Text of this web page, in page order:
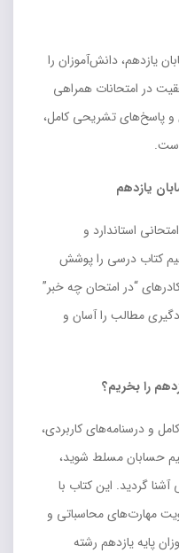
یازدهم، دانش‌آموزان را
در امتحانات همراهی
و پاسخ‌های تشریحی کامل،
یازدهم
بیش از ۱۱۶۰ پرسش امتحانی استاندارد و
کتاب درسی را پوشش
“در امتحان چه خبر”
مطالب را آسان و
را بخریم؟
و درسنامه‌های کاربردی،
حسابان مسلط شوید،
آشنا گردید. این کتاب با
مهارت‌های محاسباتی و
پایه یازدهم رشته